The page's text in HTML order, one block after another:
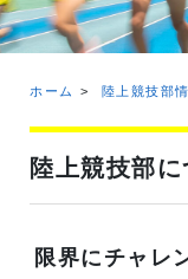
ホーム 陸上競技部
陸上競技部に
限界にチャレ